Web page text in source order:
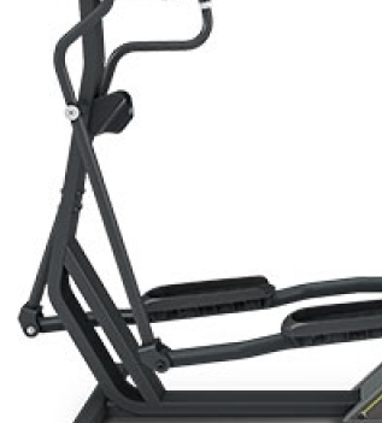
Multi
Multi
Venda de